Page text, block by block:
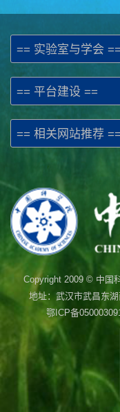
== 实验室与学会 ==
== 平台建设 ==
== 相关网站推荐 ==
Copyright 2009 © 中国
地址：武汉市武昌东
鄂ICP备